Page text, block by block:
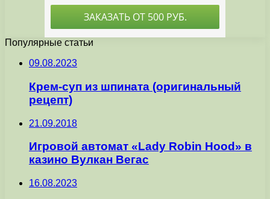
Популярные статьи
09.08.2023
Крем-суп из шпината (оригинальный
рецепт)
21.09.2018
Игровой автомат «Lady Robin Hood» в
казино Вулкан Вегас
16.08.2023